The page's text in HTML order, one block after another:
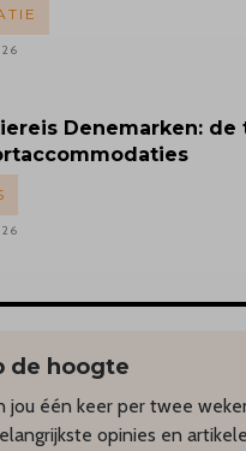
Denemarken: de
de hoogte
jou één keer per twee
opinies en